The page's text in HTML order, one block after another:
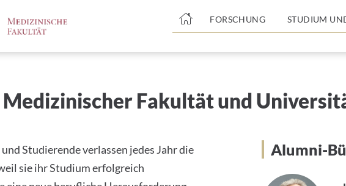
FORSCHUNG STUDIUM
Fakultät und
Studierende verlassen jedes Jahr die
sie ihr Studium erfolgreich
Alumni-